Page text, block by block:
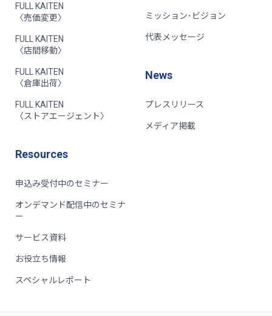
FULL KAITEN
〈売価変更〉
FULL KAITEN
〈店間移動〉
FULL KAITEN
〈倉庫出荷〉
FULL KAITEN
〈ストアエージェント〉
ミッション･ビジョン
代表メッセージ
News
プレスリリース
メディア掲載
Resources
申込み受付中のセミナー
オンデマンド配信中のセミナ
ー
サービス資料
お役立ち情報
スペシャルレポート